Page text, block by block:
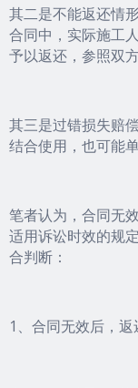
其二是不能返还情
合同中，实际施工
予以返还，参照双
其三是过错损失赔
结合使用，也可能单
笔者认为，合同无
适用诉讼时效的规
合判断：
1、合同无效后，